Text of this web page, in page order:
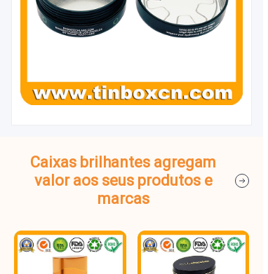
Caixas brilhantes agregam
valor aos seus produtos e
marcas